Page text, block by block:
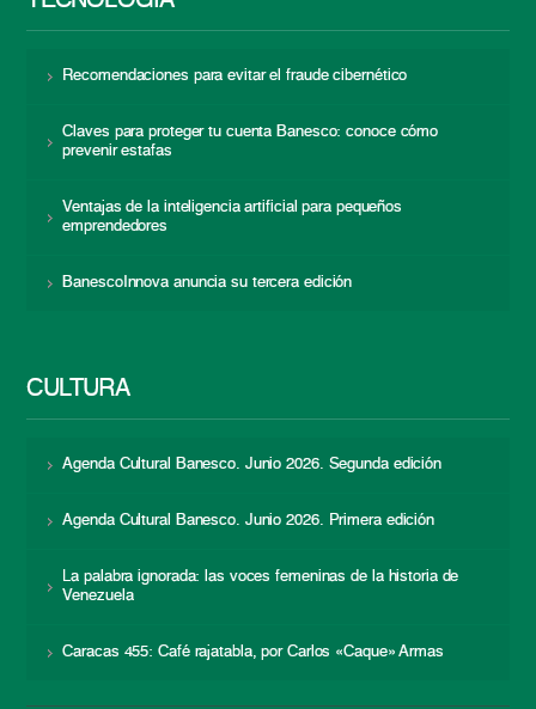
Recomendaciones para evitar el fraude cibernético
Claves para proteger tu cuenta Banesco: conoce cómo
prevenir estafas
Ventajas de la inteligencia artificial para pequeños
emprendedores
BanescoInnova anuncia su tercera edición
CULTURA
Agenda Cultural Banesco. Junio 2026. Segunda edición
Agenda Cultural Banesco. Junio 2026. Primera edición
La palabra ignorada: las voces femeninas de la historia de
Venezuela
Caracas 455: Café rajatabla, por Carlos «Caque» Armas